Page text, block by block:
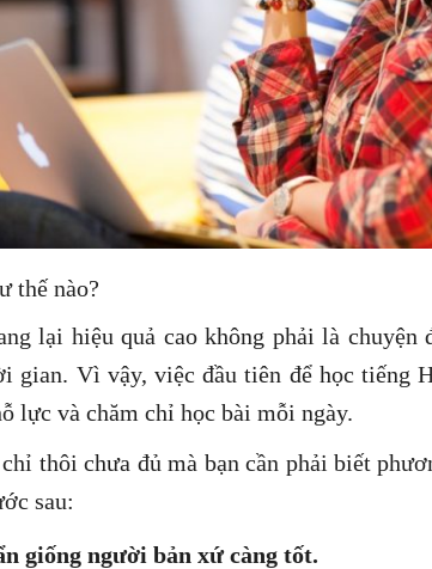
thế nào?
lại hiệu quả cao không phải là
gian. Vì vậy, việc đầu tiên để học tiếng
lực và chăm chỉ học bài mỗi ngày.
thôi chưa đủ mà bạn cần phải biết
sau:
giống người bản xứ càng tốt.